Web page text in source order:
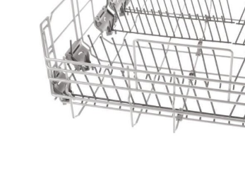
SUSPA Original Stoßdämpfer
RD12 für Miele 4151283 - 2er Set
16,50 €*
SEBO